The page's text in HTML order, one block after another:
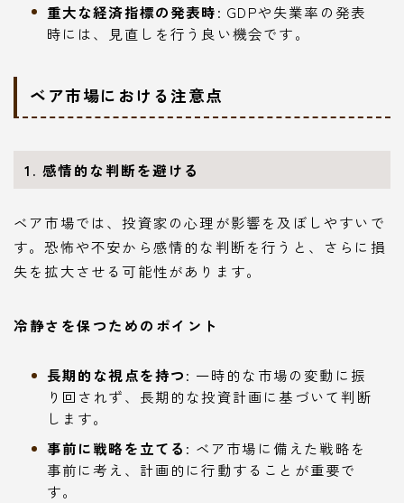
重大な経済指標の発表時: GDPや失業率の発表
時には、見直しを行う良い機会です。
ベア市場における注意点
1. 感情的な判断を避ける
ベア市場では、投資家の心理が影響を及ぼしやすいで
す。恐怖や不安から感情的な判断を行うと、さらに損
失を拡大させる可能性があります。
冷静さを保つためのポイント
長期的な視点を持つ: 一時的な市場の変動に振
り回されず、長期的な投資計画に基づいて判断
します。
事前に戦略を立てる : ベア市場に備えた戦略を
事前に考え、計画的に行動することが重要で
す。